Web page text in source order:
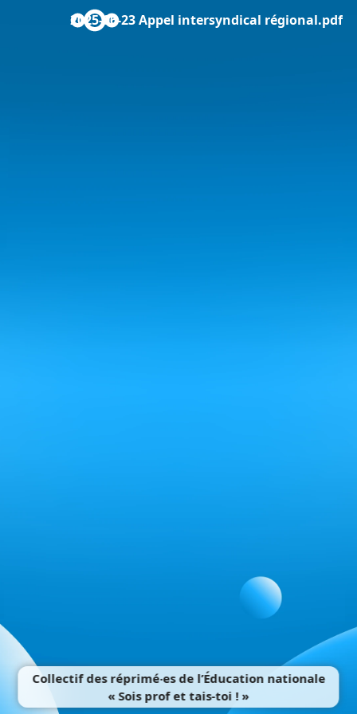
2025-06-23 Appel intersyndical régional.pdf
Collectif des réprimé‧es de l’Éducation nationale
« Sois prof et tais-toi ! »